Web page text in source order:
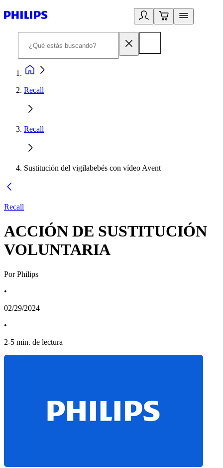
Recall
Recall
Sustitución del vigilabebés con vídeo Avent
Recall
ACCIÓN DE SUSTITUCIÓN
VOLUNTARIA
Por Philips
•
02/29/2024
•
2-5 min. de lectura